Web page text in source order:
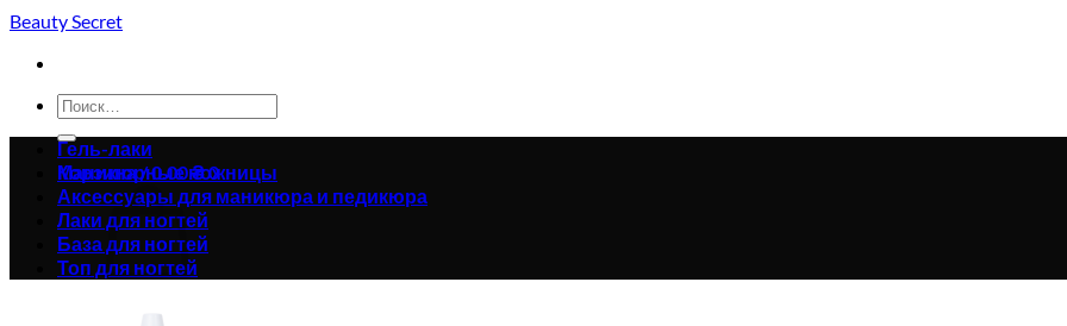
Skip
content
Beauty Secret
Искать:
Корзина /0.00₴0
Корзина пуста.
Гель-лаки
Маникюрные ножницы
Аксессуары для маникюра и педикюра
Лаки для ногтей
База для ногтей
Топ для ногтей